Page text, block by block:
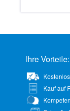
Ihre Vorteile:
Kauf auf